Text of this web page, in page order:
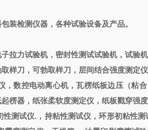
装检测仪器，各种试验设备及产品。
拉力试验机，密封性测试试验机，试验
样刀，可勃取样刀，层间结合强度测定
数控电动离心机，瓦楞纸板边压（粘
楞器，纸张柔软度测定仪，纸板戳穿强
测试仪.，持粘性测试仪，环形初粘性测